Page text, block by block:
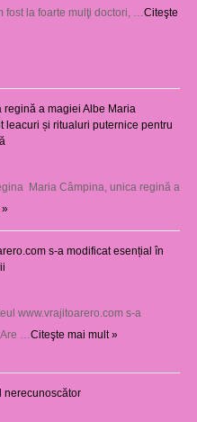
fost la foarte mulţi doctori, … Citeşte
regină a magiei Albe Maria
leacuri și ritualuri puternice pentru
Maria Câmpina, unica regină a
»
s-a modificat esențial în
www.vrajitoarero.com s-a
… Citeşte mai mult »
nerecunoscător